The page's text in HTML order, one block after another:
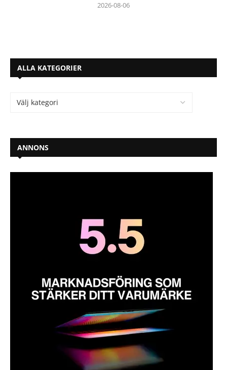
2026-08-06
ALLA KATEGORIER
ANNONS